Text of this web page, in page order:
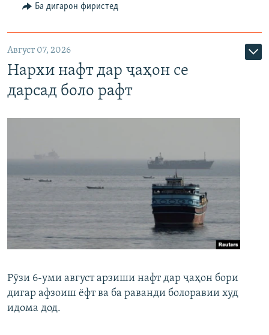
Ба дигарон фиристед
Август 07, 2026
Нархи нафт дар ҷаҳон се
дарсад боло рафт
Рӯзи 6-уми август арзиши нафт дар ҷаҳон бори
дигар афзоиш ёфт ва ба раванди болоравии худ
идома дод.